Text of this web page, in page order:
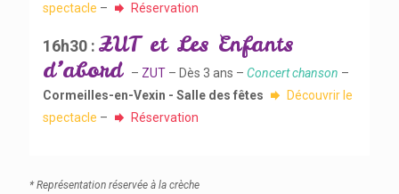
spectacle – Réservation
16h30 : ZUT et Les Enfants
d’abord – ZUT – Dès 3 ans – Concert chanson –
Cormeilles-en-Vexin - Salle des fêtes
Découvrir le
spectacle – Réservation
* Représentation réservée à la crèche